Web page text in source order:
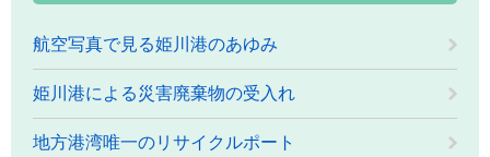
航空写真で見る姫川港のあゆみ
姫川港による災害廃棄物の受入れ
地方港湾唯一のリサイクルポート